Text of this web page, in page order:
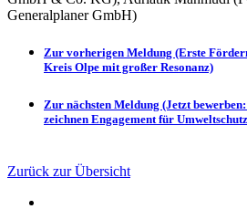
Generalplaner GmbH)
Zur vorherigen Meldung (Erste
Kreis Olpe mit großer Resonanz)
Zur nächsten Meldung (Jetzt
zeichnen Engagement für
Zurück zur Übersicht